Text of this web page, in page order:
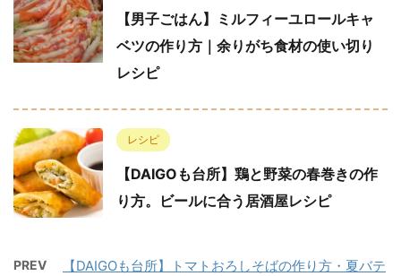
【男子ごはん】ミルフィーユロールキャ
ベツの作り方｜余りがち食材の使い切り
レシピ
レシピ
【DAIGOも台所】鶏と野菜の春巻きの作
り方。ビールに合う居酒屋レシピ
PREV
【DAIGOも台所】トマトおろしそばの作り方・夏バテ